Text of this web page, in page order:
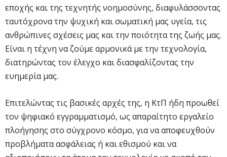
εποχής και της τεχνητής νοημοσύνης, διαφυλάσσοντας
ταυτόχρονα την ψυχική και σωματική μας υγεία, τις
ανθρώπινες σχέσεις μας και την ποιότητα της ζωής μας.
Είναι η τέχνη να ζούμε αρμονικά με την τεχνολογία,
διατηρώντας τον έλεγχο και διασφαλίζοντας την
ευημερία μας.
Επιτελώντας τις βασικές αρχές της, η ΚτΠ ήδη προωθεί
τον ψηφιακό εγγραμματισμό, ως απαραίτητο εργαλείο
πλοήγησης στο σύγχρονο κόσμο, για να αποφευχθούν
προβλήματα ασφάλειας ή και εθισμού και να